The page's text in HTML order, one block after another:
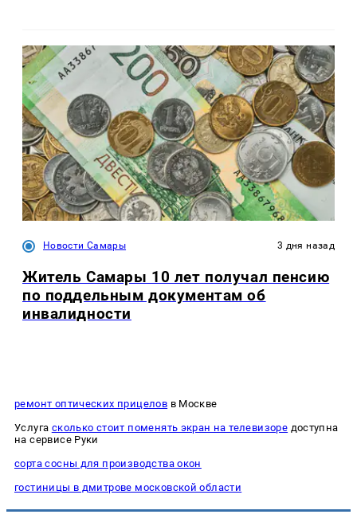
Новости Самары 3 дня назад
Житель Самары 10 лет получал пенсию
по поддельным документам об
инвалидности
ремонт оптических прицелов в Москве
Услуга сколько стоит поменять экран на телевизоре доступна
на сервисе Руки
сорта сосны для производства окон
гостиницы в дмитрове московской области